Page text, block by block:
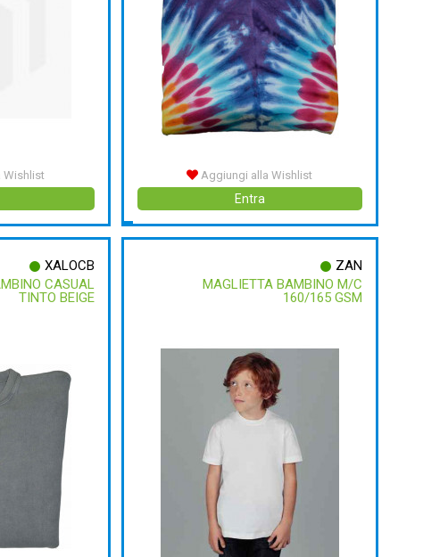
Wishlist Aggiungi alla Wishlist
Entra
XALOCB
CASUAL
TINTO BEIGE
ZAN
MAGLIETTA BAMBINO M/C
160/165 GSM